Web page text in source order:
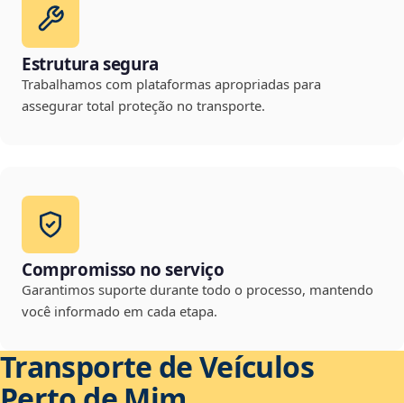
Estrutura segura
Trabalhamos com plataformas apropriadas para
assegurar total proteção no transporte.
Compromisso no serviço
Garantimos suporte durante todo o processo, mantendo
você informado em cada etapa.
Transporte de Veículos